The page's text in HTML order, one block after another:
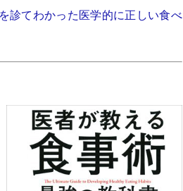
診てわかった医学的に正しい食べ